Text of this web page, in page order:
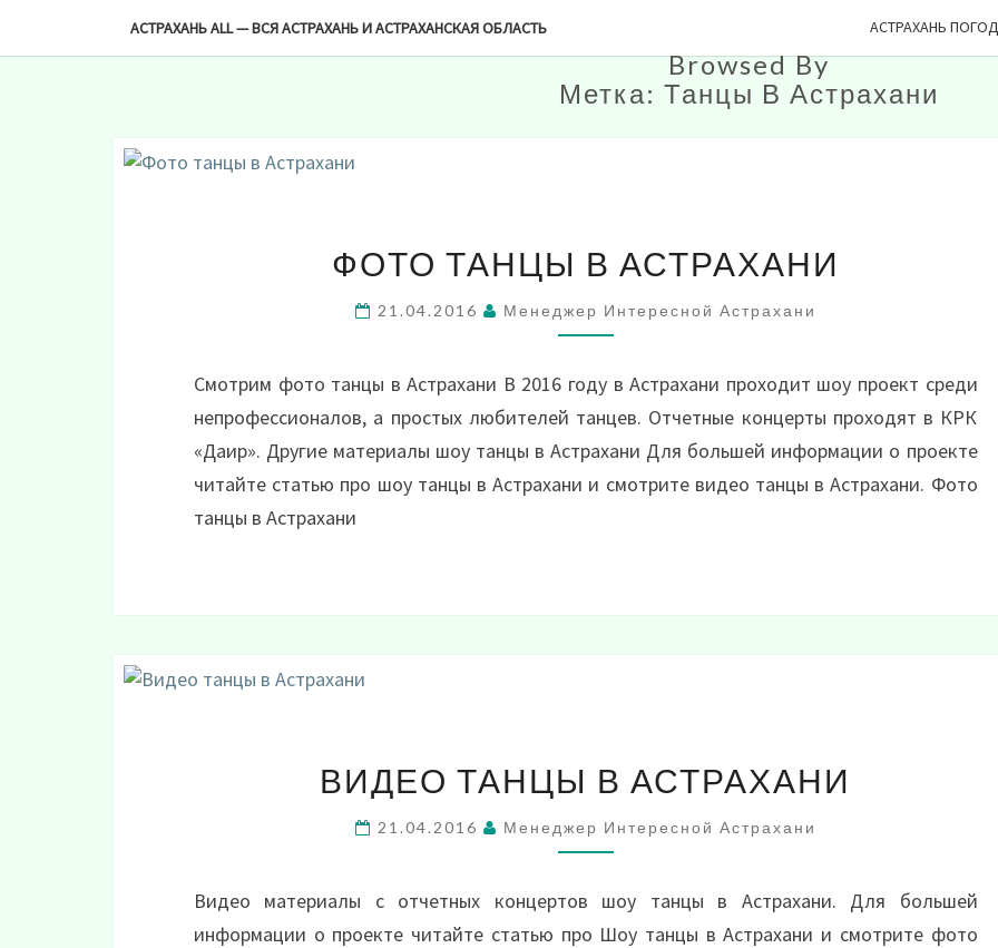
АСТРАХАНЬ ALL — ВСЯ АСТРАХАНЬ И АСТРАХАНСКАЯ ОБЛАСТЬ АСТРАХАНЬ
Browsed By
Метка: Танцы В Астрахани
ТАНЦЫ
АСТРАХАНИ
ФОТО ТАНЦЫ В АСТРАХАНИ
21.04.2016 Менеджер Интересной Астрахани
Смотрим фото танцы в Астрахани В 2016 году в Астрахани проходит шоу проект среди
непрофессионалов, а простых любителей танцев. Отчетные концерты проходят в КРК
«Даир». Другие материалы шоу танцы в Астрахани Для большей информации о проекте
читайте статью про шоу танцы в Астрахани и смотрите видео танцы в Астрахани. Фото
танцы в Астрахани
ТАНЦЫ
АСТРАХАНИ
ВИДЕО ТАНЦЫ В АСТРАХАНИ
21.04.2016 Менеджер Интересной Астрахани
Видео материалы с отчетных концертов шоу танцы в Астрахани. Для большей
информации о проекте читайте статью про Шоу танцы в Астрахани и смотрите фото